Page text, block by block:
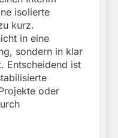
isolierte
kurz.
in eine
sondern in klar
Entscheidend ist
oder